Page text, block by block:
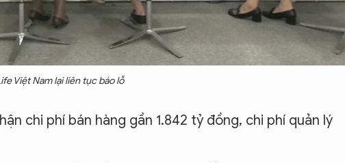
Việt Nam lại liên tục báo lỗ
chi phí bán hàng gần 1.842 tỷ đồng, chi phí quản lý